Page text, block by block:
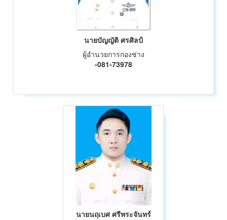
นายบัญญัติ ศรศิลป์
ผู้อำนวยการกองช่าง
-081-73978
นายนฤเบศ ศรีพระจันทร์